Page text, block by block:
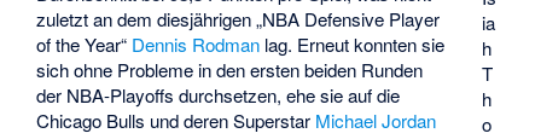
ia
h
T
h
o
zuletzt an dem diesjährigen „NBA Defensive Player
of the Year“ Dennis Rodman lag. Erneut konnten sie
sich ohne Probleme in den ersten beiden Runden
der NBA-Playoffs durchsetzen, ehe sie auf die
Chicago Bulls und deren Superstar Michael Jordan